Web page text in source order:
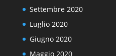
Settembre 2020
Luglio 2020
Giugno 2020
Maggio 2020